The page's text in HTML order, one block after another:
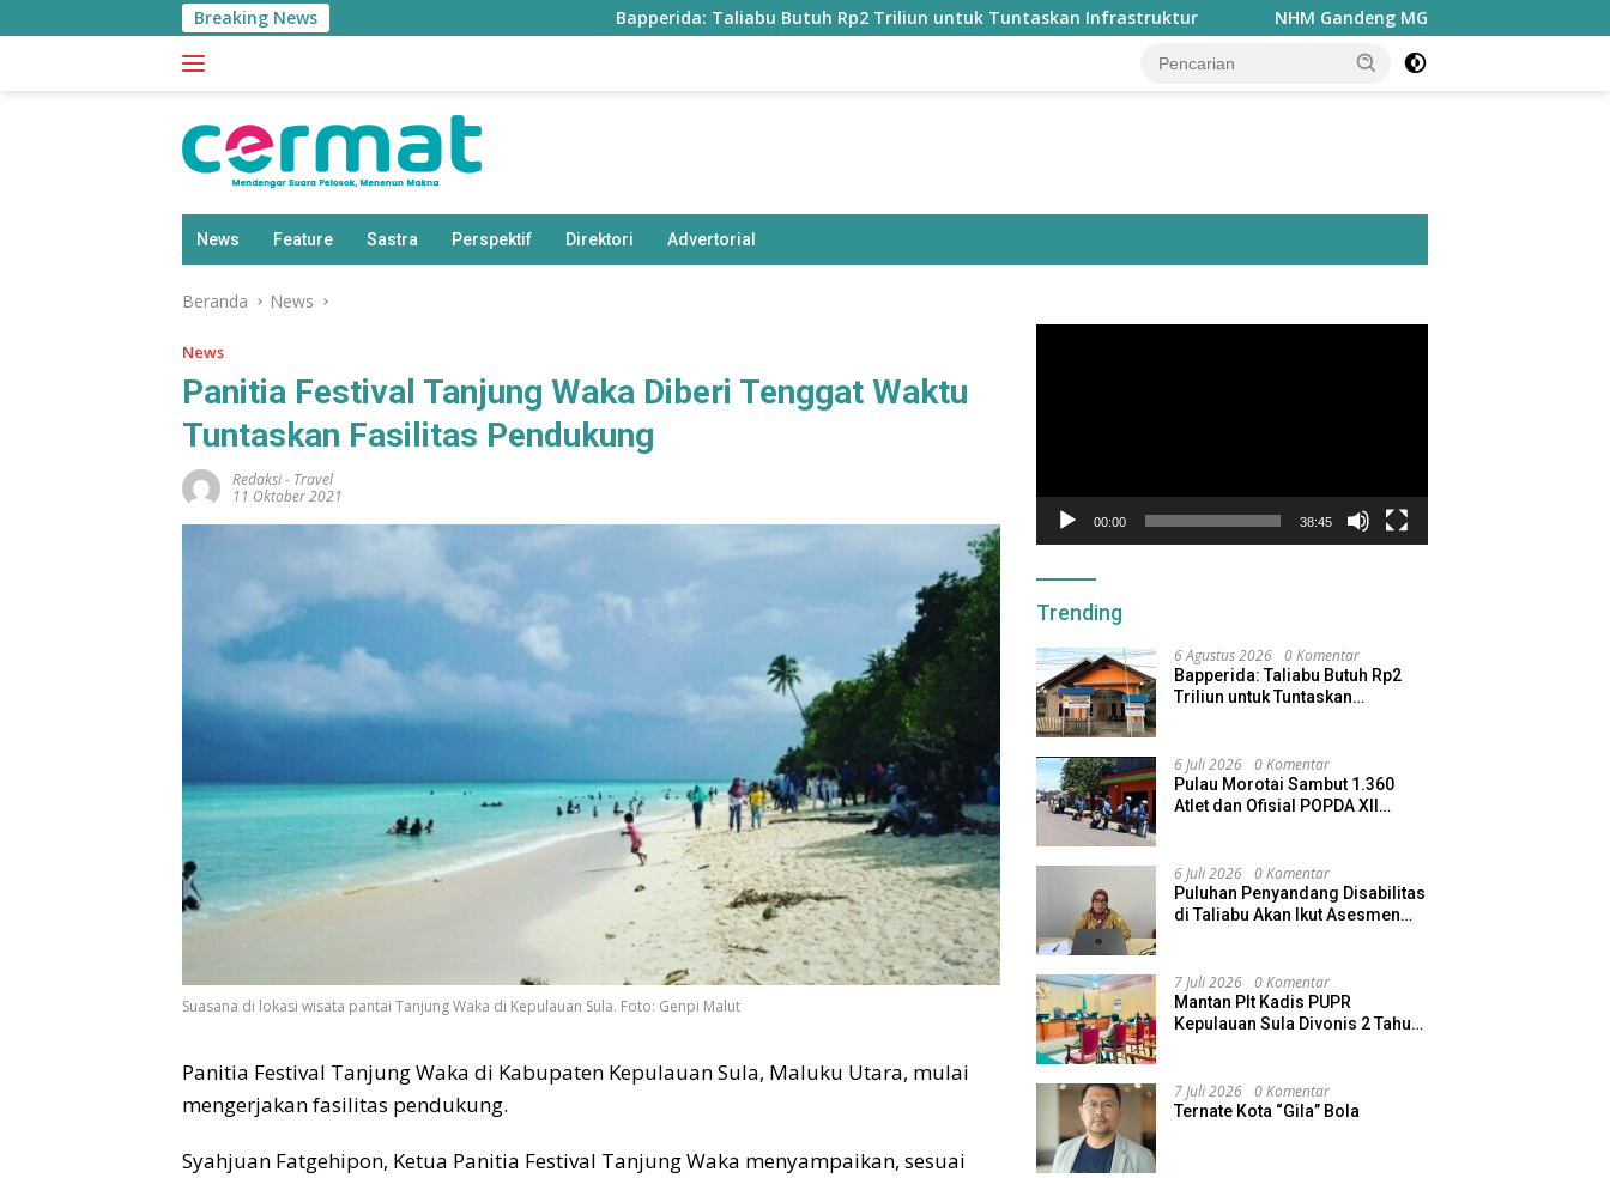
ke
Breaking News Bapperida: Taliabu Butuh Rp2 Triliun untuk Tuntaskan Infrastruktur NHM Gandeng MGEI-SC UNG Bahas Peran
News Feature Sastra Perspektif Direktori Advertorial
Beranda News
News
Panitia Festival Tanjung Waka Diberi Tenggat Waktu
Tuntaskan Fasilitas Pendukung
Redaksi- Travel
11 Oktober 2021
Suasana di lokasi wisata pantai Tanjung Waka di Kepulauan Sula. Foto: Genpi Malut
Panitia Festival Tanjung Waka di Kabupaten Kepulauan Sula, Maluku Utara, mulai
mengerjakan fasilitas pendukung.
Syahjuan Fatgehipon, Ketua Panitia Festival Tanjung Waka menyampaikan, sesuai
00:00 38:45
Trending
6 Agustus 2026 0 Komentar
Bapperida: Taliabu Butuh Rp2
Triliun untuk Tuntaskan
6 Juli 2026 0 Komentar
Pulau Morotai Sambut 1.360
Atlet dan Ofisial POPDA XII
6 Juli 2026 0 Komentar
Puluhan Penyandang Disabilitas
di Taliabu Akan Ikut Asesmen
7 Juli 2026 0 Komentar
Mantan Plt Kadis PUPR
Kepulauan Sula Divonis 2 Tahun
7 Juli 2026 0 Komentar
Ternate Kota “Gila” Bola